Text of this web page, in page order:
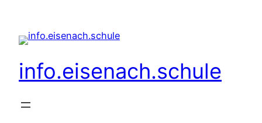
info.eisenach.schule